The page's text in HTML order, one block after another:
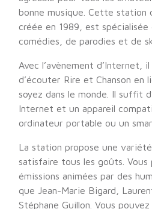
bonne musique. Cette station
créée en 1989, est
comédies, de parodies et de
Avec l’avènement d’Internet,
d’écouter Rire et Chanson en
soyez dans le monde. Il suffit
Internet et un appareil
ordinateur portable ou un
La station propose une
satisfaire tous les goûts.
émissions animées par des
que Jean-Marie Bigard,
Stéphane Guillon. Vous